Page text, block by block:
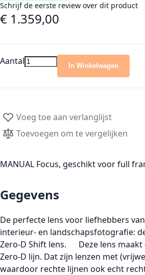
Schrijf de eerste review over dit product
€ 1.359,00
Aantal In Winkelwagen
Voeg toe aan verlanglijst
Toevoegen om te vergelijken
MANUAL Focus, geschikt voor full
Gegevens
De perfecte lens voor liefhebbers
interieur- en landschapsfotografie:
Zero-D Shift lens. Deze lens maakt
Zero-D lijn. Dat zijn lenzen met
waardoor rechte lijnen ook echt